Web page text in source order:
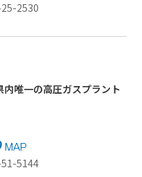
2530
唯一の高圧ガスプラント
MAP
5144